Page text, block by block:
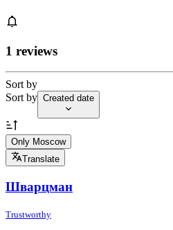
1 reviews
Sort by
Sort by Created date
Only Moscow
Translate
Шварцман
Trustworthy